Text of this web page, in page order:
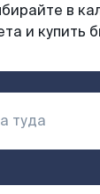
в
и купить